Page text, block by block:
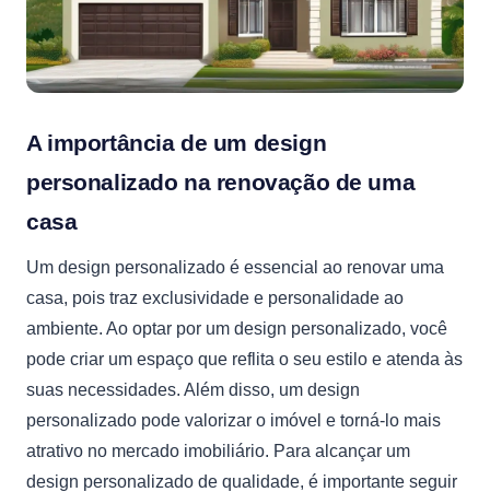
A importância de um design
personalizado na renovação de uma
casa
Um design personalizado é essencial ao renovar uma
casa, pois traz exclusividade e personalidade ao
ambiente. Ao optar por um design personalizado, você
pode criar um espaço que reflita o seu estilo e atenda às
suas necessidades. Além disso, um design
personalizado pode valorizar o imóvel e torná-lo mais
atrativo no mercado imobiliário. Para alcançar um
design personalizado de qualidade, é importante seguir